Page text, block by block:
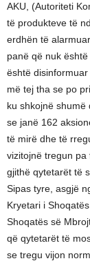
AKU, (Autoriteti
të produkteve të
erdhën të
panë që nuk
është
më tej tha se po
ku shkojnë shumë
se janë 162
të mirë dhe të
vizitojnë tregun
gjithë qytetarët të
Sipas tyre, asgjë
Kryetari i
Shoqatës së
që qytetarët të
se tregu vijon